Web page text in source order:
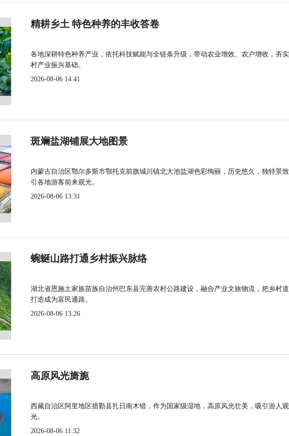
精耕乡土 特色种养的丰收答卷
各地深耕特色种养产业，依托科技赋能与全链条升级，带动农业增效、农户增收，夯
村产业振兴基础。
2026-08-06 14:41
斑斓盐湖铺展大地图景
内蒙古自治区鄂尔多斯市鄂托克前旗城川镇北大池盐湖色彩绚丽，历史悠久，独特景
引各地游客前来观光。
2026-08-06 13:31
蜿蜒山路打通乡村振兴脉络
湖北省恩施土家族苗族自治州巴东县完善农村公路建设，融合产业文旅物流，把乡村
打造成为富民通路。
2026-08-06 13:26
高原风光旖旎
西藏自治区阿里地区措勤县扎日南木错，作为国家级湿地，高原风光壮美，吸引游人观
光。
2026-08-06 11:32